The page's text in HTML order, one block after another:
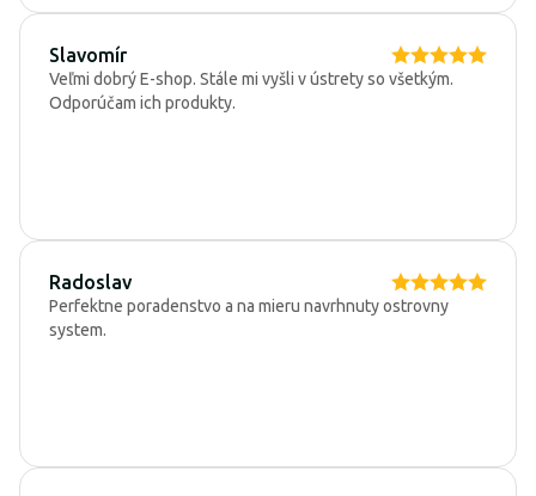
Slavomír
Veľmi dobrý E-shop. Stále mi vyšli v ústrety so všetkým.
Odporúčam ich produkty.
Radoslav
Perfektne poradenstvo a na mieru navrhnuty ostrovny
system.